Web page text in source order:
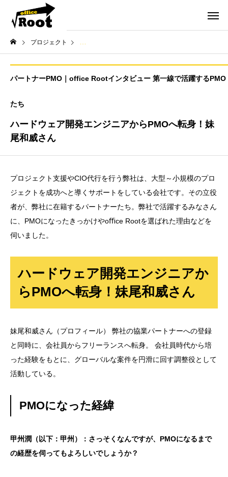
プロジェクト パートナーPMO｜office Rootインタビュー 第一線で
パートナーPMO｜office Rootインタビュー 第一線で活躍するPMO
たち
ハードウェア開発エンジニアからPMOへ転身！妹
尾和威さん
プロジェクト支援やCIO代行を行う弊社は、大型～小規模のプロ
ジェクトを成功へと導くサポートをしている会社です。その立役
者が、弊社に在籍するパートナーたち。弊社で活躍するみなさん
に、PMOになったきっかけやoﬃce Rootを選ばれた理由などを
伺いました。
ハードウェア開発エンジニアか
らPMOへ転身！妹尾和威さん
妹尾和威さん（プロフィール） 弊社の協業パートナーへの登録
と同時に、会社員からフリーランスへ転身。 会社員時代から培
った経験をもとに、グローバルな案件を円滑に回す調整役として
活動している。
PMOになった経緯
甲州潤（以下：甲州）：さっそくなんですが、PMOになるまで
の経歴を伺ってもよろしいでしょうか？